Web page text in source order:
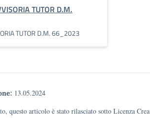
TUTOR D.M.
TUTOR D.M. 66_2023
13.05.2024
questo articolo è stato rilasciato sotto Licenza